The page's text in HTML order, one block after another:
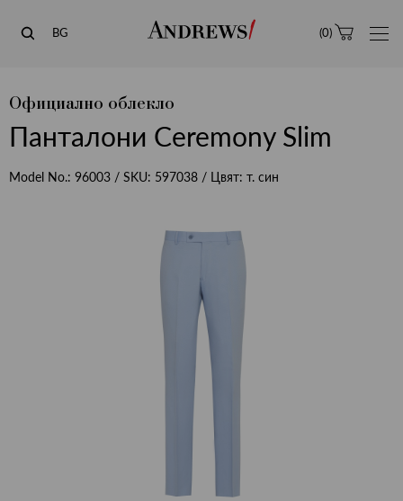
Andrews
BG (0)
Официално облекло
Панталони Ceremony Slim
Model No.: 96003 / SKU: 597038 / Цвят: т. син